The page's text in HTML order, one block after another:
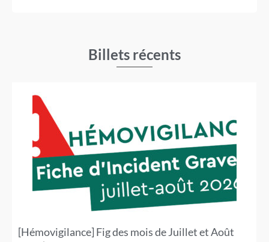
Billets récents
[Hémovigilance] Fig des mois de Juillet et Août